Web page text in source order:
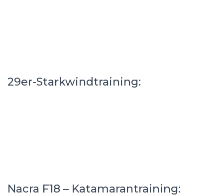
29er-Starkwindtraining:
Nacra F18 – Katamarantraining: